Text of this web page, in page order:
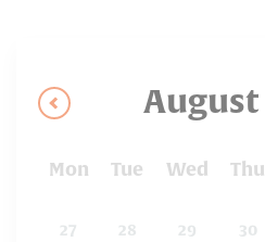
August
Mon Tue Wed Thu
27 28 29 30